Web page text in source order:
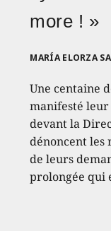
more ! »
MARÍA ELORZA
Une centaine
manifesté
devant la
dénoncent
de leurs
prolongée qui